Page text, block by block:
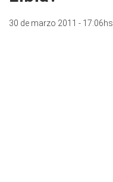
30 de marzo 2011 - 17:06hs